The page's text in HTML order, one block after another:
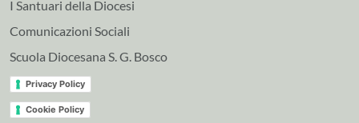
I Santuari della Diocesi
Comunicazioni Sociali
Scuola Diocesana S. G. Bosco
Privacy Policy
Cookie Policy